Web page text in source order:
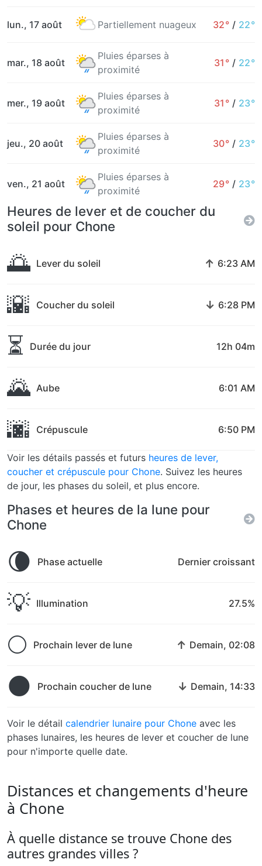
lun., 17 août Partiellement nuageux 32° / 22°
mar., 18 août
Pluies éparses à
proximité
31° / 22°
mer., 19 août
Pluies éparses à
proximité
31° / 23°
jeu., 20 août
Pluies éparses à
proximité
30° / 23°
ven., 21 août
Pluies éparses à
proximité
29° / 23°
Heures de lever et de coucher du
soleil pour Chone
🌅 Lever du soleil ↑ 6:23 AM
🌇 Coucher du soleil ↓ 6:28 PM
⏳ Durée du jour 12h 04m
🌄 Aube 6:01 AM
🌆 Crépuscule 6:50 PM
Voir les détails passés et futurs heures de lever,
coucher et crépuscule pour Chone. Suivez les heures
de jour, les phases du soleil, et plus encore.
Phases et heures de la lune pour
Chone
🌘 Phase actuelle Dernier croissant
💡 Illumination 27.5%
🌕 Prochain lever de lune ↑ Demain, 02:08
🌑 Prochain coucher de lune ↓ Demain, 14:33
Voir le détail calendrier lunaire pour Chone avec les
phases lunaires, les heures de lever et coucher de lune
pour n'importe quelle date.
Distances et changements d'heure
à Chone
À quelle distance se trouve Chone des
autres grandes villes ?